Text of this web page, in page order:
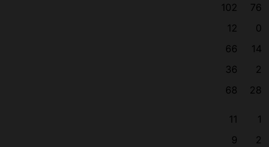
102 76
12 0
66 14
36 2
68 28
11 1
9 2